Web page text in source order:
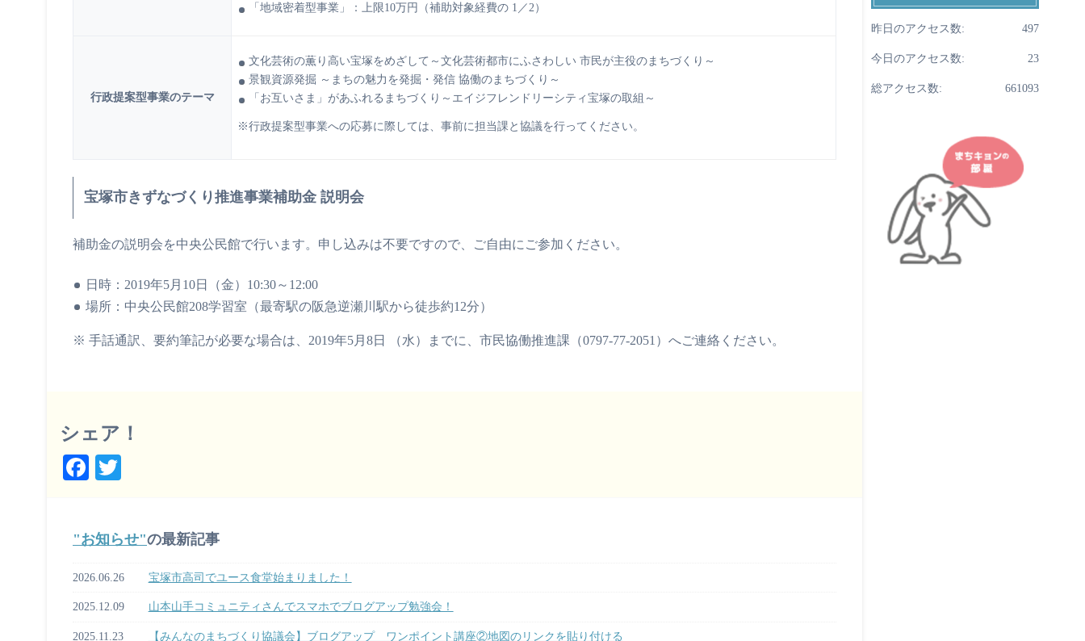
「地域密着型事業」：上限10万円（補助対象経費の 1／2）
行政提案型事業のテーマ
文化芸術の薫り高い宝塚をめざして～文化芸術都市にふさわしい 市民が主役のまちづくり～
景観資源発掘 ～まちの魅力を発掘・発信 協働のまちづくり～
「お互いさま」があふれるまちづくり～エイジフレンドリーシティ宝塚の取組～
※行政提案型事業への応募に際しては、事前に担当課と協議を行ってください。
宝塚市きずなづくり推進事業補助金 説明会
補助金の説明会を中央公民館で行います。申し込みは不要ですので、ご自由にご参加ください。
日時：2019年5月10日（金）10:30～12:00
場所：中央公民館208学習室（最寄駅の阪急逆瀬川駅から徒歩約12分）
※ 手話通訳、要約筆記が必要な場合は、2019年5月8日 （水）までに、市民協働推進課（0797-77-2051）へご連絡ください。
シェア！
Fa
ok r
お知らせ の最新記事
2026.06.26 宝塚市高司でユース食堂始まりました！
2025.12.09 山本山手コミュニティさんでスマホでブログアップ勉強会！
2025.11.23 【みんなのまちづくり協議会】ブログアップ ワンポイント講座②地図のリンクを貼り付ける
昨日のアクセス数: 497
今日のアクセス数: 23
総アクセス数: 661093